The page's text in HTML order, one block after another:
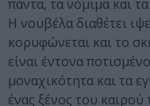
πάντα, τα νόμιμα και
Η νουβέλα διαθέτει
κορυφώνεται και το
είναι έντονα
μοναχικότητα και τα
ένας ξένος του